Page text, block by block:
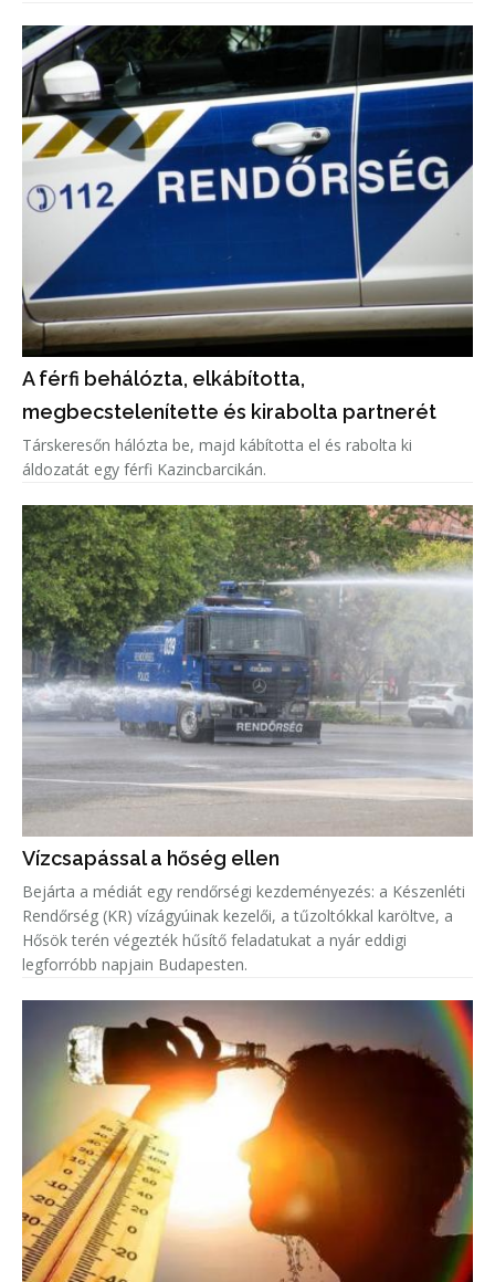
A férfi behálózta, elkábította,
megbecstelenítette és kirabolta partnerét
Társkeresőn hálózta be, majd kábította el és rabolta ki
áldozatát egy férfi Kazincbarcikán.
Vízcsapással a hőség ellen
Bejárta a médiát egy rendőrségi kezdeményezés: a Készenléti
Rendőrség (KR) vízágyúinak kezelői, a tűzoltókkal karöltve, a
Hősök terén végezték hűsítő feladatukat a nyár eddigi
legforróbb napjain Budapesten.